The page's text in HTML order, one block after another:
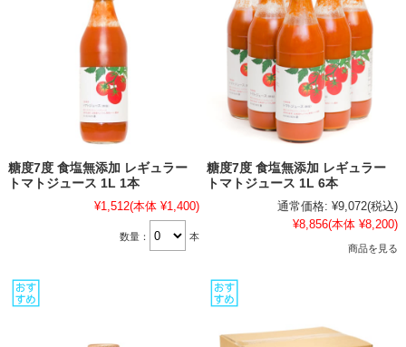
糖度7度 食塩無添加 レギュラー
トマトジュース 1L 1本
¥1,512(本体 ¥1,400)
数量： 本
糖度7度 食塩無添加 レギュラー
トマトジュース 1L 6本
通常価格: ¥9,072(税込)
¥8,856(本体 ¥8,200)
商品を見る